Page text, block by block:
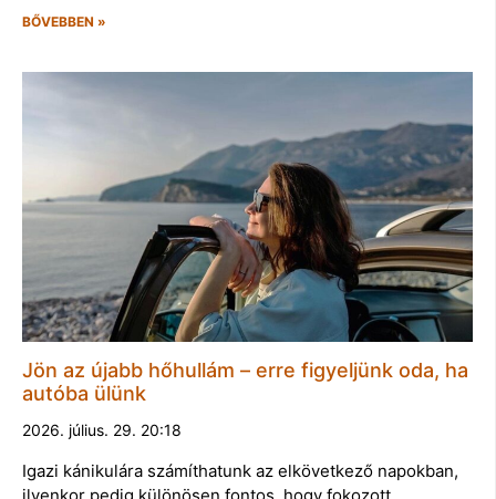
BŐVEBBEN »
Jön az újabb hőhullám – erre figyeljünk oda, ha
autóba ülünk
2026. július. 29. 20:18
Igazi kánikulára számíthatunk az elkövetkező napokban,